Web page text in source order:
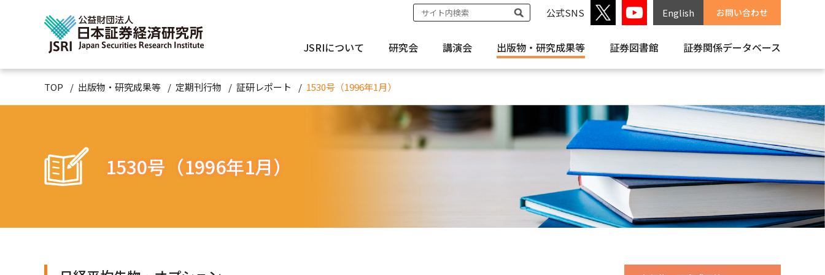
公式SNS English お問い合わせ
JSRIについて 研究会 講演会 出版物・ 研究成果等 証券図書館 証券関係データベース
TOP 出版物・研究成果等 定期刊行物 証研レポート 1530号（1996年1月）
1530号（1996年1月）